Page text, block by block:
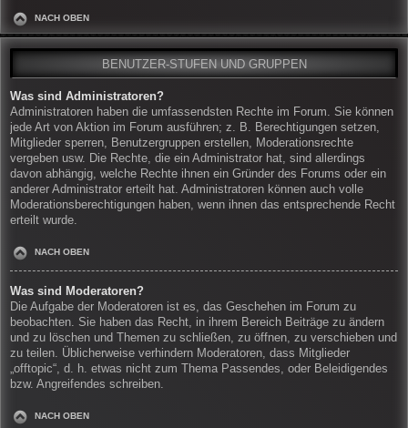
NACH OBEN
BENUTZER-STUFEN UND GRUPPEN
Was sind Administratoren?
Administratoren haben die umfassendsten Rechte im Forum. Sie können
jede Art von Aktion im Forum ausführen; z. B. Berechtigungen setzen,
Mitglieder sperren, Benutzergruppen erstellen, Moderationsrechte
vergeben usw. Die Rechte, die ein Administrator hat, sind allerdings
davon abhängig, welche Rechte ihnen ein Gründer des Forums oder ein
anderer Administrator erteilt hat. Administratoren können auch volle
Moderationsberechtigungen haben, wenn ihnen das entsprechende Recht
erteilt wurde.
NACH OBEN
Was sind Moderatoren?
Die Aufgabe der Moderatoren ist es, das Geschehen im Forum zu
beobachten. Sie haben das Recht, in ihrem Bereich Beiträge zu ändern
und zu löschen und Themen zu schließen, zu öffnen, zu verschieben und
zu teilen. Üblicherweise verhindern Moderatoren, dass Mitglieder
„offtopic“, d. h. etwas nicht zum Thema Passendes, oder Beleidigendes
bzw. Angreifendes schreiben.
NACH OBEN